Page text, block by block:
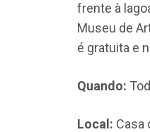
frente à
Museu de
é gratuita e
Quando:
Local: Casa